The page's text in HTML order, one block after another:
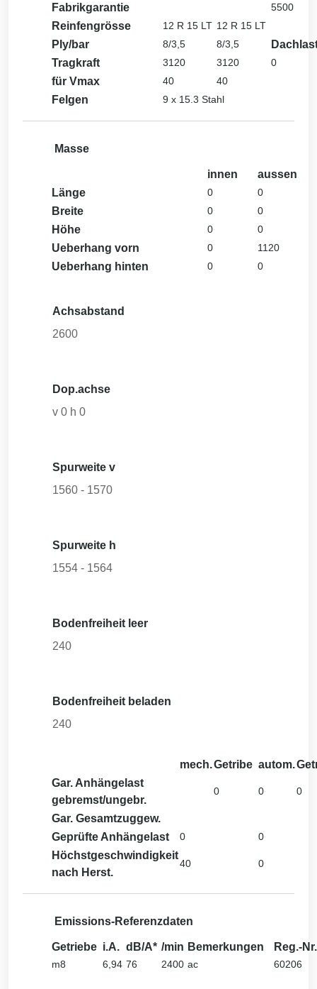
Fabrikgarantie 5500
Reinfengrösse 12 R 15 LT 12 R 15 LT
Ply/bar 8/3,5 8/3,5
Tragkraft
3120 3120 0
für Vmax 40 40
Felgen 9 x 15.3 Stahl
Masse
innen
aussen
Länge
0 0
Breite 0 0
Höhe 0 0
Ueberhang vorn 0 1120
Ueberhang hinten 0 0
Achsabstand
2600
Dop.achse
v 0 h 0
Spurweite v
1560 - 1570
Spurweite h
1554 - 1564
Bodenfreiheit leer
240
Bodenfreiheit beladen
240
mech.Getribe autom.
Gar. Anhängelast
gebremst/ungebr.
0 0 0
Gar. Gesamtzuggew.
Geprüfte Anhängelast
0 0
Höchstgeschwindigkeit
nach Herst.
40 0
Emissions-Referenzdaten
Getriebe i.A. dB/A* /min Bemerkungen Reg.-Nr.
m8 6,94 76 2400 ac 60206